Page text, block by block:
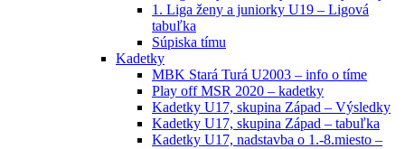
1. Liga ženy a juniorky U19 – Ligová
tabuľka
Súpiska tímu
Kadetky
MBK Stará Turá U2003 – info o tíme
Play off MSR 2020 – kadetky
Kadetky U17, skupina Západ – Výsledky
Kadetky U17, skupina Západ – tabuľka
Kadetky U17, nadstavba o 1.-8.miesto –